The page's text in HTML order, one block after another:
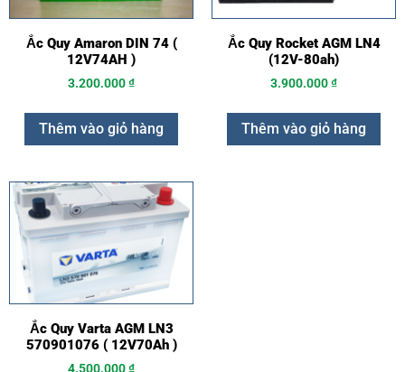
Ắc Quy Amaron DIN 74 (
12V74AH )
3.200.000₫
Thêm vào giỏ hàng
Ắc Quy Rocket AGM LN4
(12V-80ah)
3.900.000₫
Thêm vào giỏ hàng
Ắc Quy Varta AGM LN3
570901076 ( 12V70Ah )
4.500.000₫